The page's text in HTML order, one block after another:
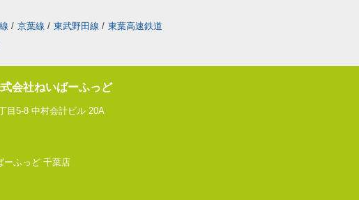
/ 京葉線 / 東武野田線 / 東葉高速鉄道
会社ねいばーふっど
目5-8 中村会計ビル 20A
ーふっど 千葉店